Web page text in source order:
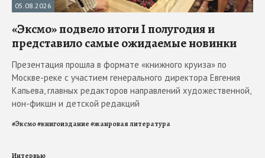
05.08.2026
«Эксмо» подвело итоги I полугодия и
представило самые ожидаемые новинки
Презентация прошла в формате «книжного круиза» по
Москве-реке с участием генерального директора Евгения
Капьева, главных редакторов направлений художественной,
нон-фикшн и детской редакций
#Эксмо#книгоиздание#жанровая литература
Интервью